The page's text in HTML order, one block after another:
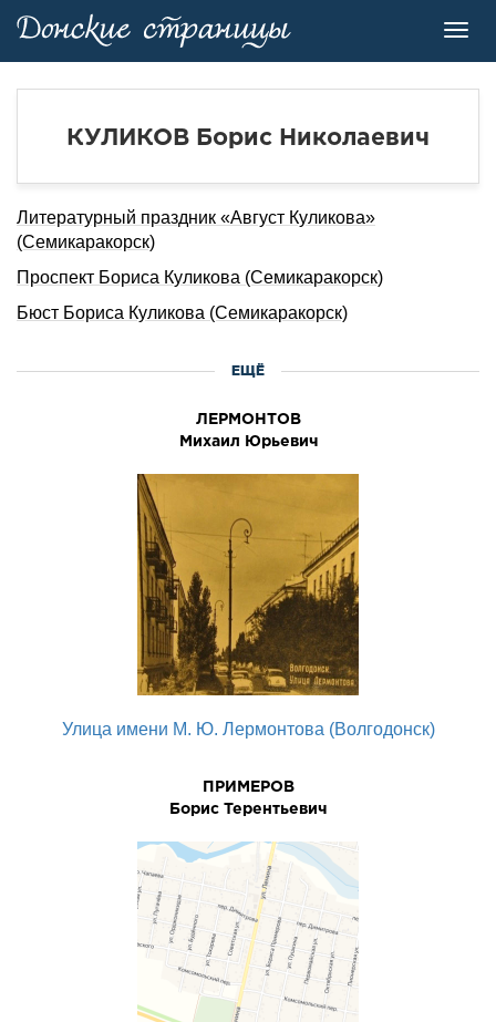
КУЛИКОВ Борис Николаевич
Литературный праздник «Август Куликова»
(Семикаракорск)
Проспект Бориса Куликова (Семикаракорск)
Бюст Бориса Куликова (Семикаракорск)
ЕЩЁ
ЛЕРМОHТОВ
Михаил Юpьевич
Улица имени М. Ю. Лермонтова (Волгодонск)
ПРИМЕРОВ
Боpис Теpентьевич